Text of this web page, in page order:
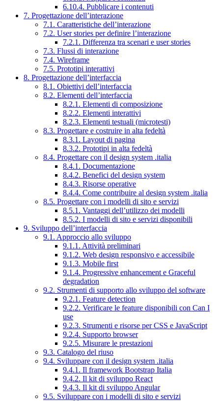
6.10.4. Pubblicare i contenuti
7. Progettazione dell’interazione
7.1. Caratteristiche dell’interazione
7.2. User stories per definire l’interazione
7.2.1. Differenza tra scenari e user stories
7.3. Flussi di interazione
7.4. Wireframe
7.5. Prototipi interattivi
8. Progettazione dell’interfaccia
8.1. Obiettivi dell’interfaccia
8.2. Elementi dell’interfaccia
8.2.1. Elementi di composizione
8.2.2. Elementi interattivi
8.2.3. Elementi testuali (microtesti)
8.3. Progettare e costruire in alta fedeltà
8.3.1. Layout di pagina
8.3.2. Prototipi in alta fedeltà
8.4. Progettare con il design system .italia
8.4.1. Documentazione
8.4.2. Benefici del design system
8.4.3. Risorse operative
8.4.4. Come contribuire al design system .italia
8.5. Progettare con i modelli di sito e servizi
8.5.1. Vantaggi dell’utilizzo dei modelli
8.5.2. I modelli di sito e servizi disponibili
9. Sviluppo dell’interfaccia
9.1. Approccio allo sviluppo
9.1.1. Attività preliminari
9.1.2. Web design responsivo e accessibile
9.1.3. Mobile first
9.1.4. Progressive enhancement e Graceful
degradation
9.2. Strumenti di supporto allo sviluppo del software
9.2.1. Feature detection
9.2.2. Verificare le feature disponibili con Can I
use
9.2.3. Strumenti e risorse per CSS e JavaScript
9.2.4. Supporto browser
9.2.5. Misurare le prestazioni
9.3. Catalogo del riuso
9.4. Sviluppare con il design system .italia
9.4.1. Il framework Bootstrap Italia
9.4.2. Il kit di sviluppo React
9.4.3. Il kit di sviluppo Angular
9.5. Sviluppare con i modelli di sito e servizi